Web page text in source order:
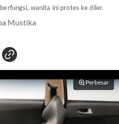
wanita ini protes ke diler.
Mustika
Perbesar